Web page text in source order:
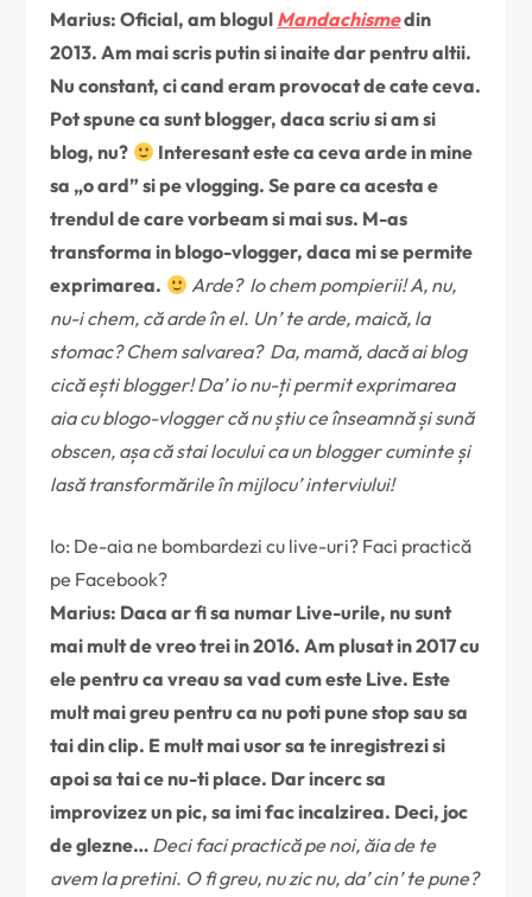
Marius: Oficial, am blogul Mandachismedin
2013. Am mai scris putin si inaite dar pentru altii.
Nu constant, ci cand eram provocat de cate ceva.
Pot spune ca sunt blogger, daca scriu si am si
blog, nu?
Interesant este ca ceva arde in mine
sa „o ard” si pe vlogging. Se pare ca acesta e
trendul de care vorbeam si mai sus. M-as
transforma in blogo-vlogger, daca mi se permite
exprimarea.
Arde? Io chem pompierii! A, nu,
nu-i chem, că arde în el. Un’ te arde, maică, la
stomac? Chem salvarea? Da, mamă, dacă ai blog
cică ești blogger! Da’ io nu-ți permit exprimarea
aia cu blogo-vlogger că nu știu ce înseamnă și sună
obscen, așa că stai locului ca un blogger cuminte și
lasă transformările în mijlocu’ interviului!
Io: De-aia ne bombardezi cu live-uri? Faci practică
pe Facebook?
Marius: Daca ar fi sa numar Live-urile, nu sunt
mai mult de vreo trei in 2016. Am plusat in 2017 cu
ele pentru ca vreau sa vad cum este Live. Este
mult mai greu pentru ca nu poti pune stop sau sa
tai din clip. E mult mai usor sa te inregistrezi si
apoi sa tai ce nu-ti place. Dar incerc sa
improvizez un pic, sa imi fac incalzirea. Deci, joc
de glezne… Deci faci practică pe noi, ăia de te
avem la pretini. O fi greu, nu zic nu, da’ cin’ te pune?